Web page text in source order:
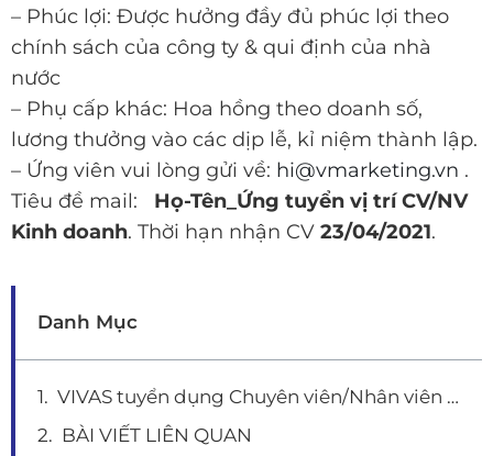
– Phúc lợi: Được hưởng đầy đủ phúc lợi theo
chính sách của công ty & qui định của nhà
nước
– Phụ cấp khác: Hoa hồng theo doanh số,
lương thưởng vào các dịp lễ, kỉ niệm thành lập.
– Ứng viên vui lòng gửi về: hi@vmarketing.vn .
Tiêu đề mail: Họ-Tên_Ứng tuyển vị trí CV/NV
Kinh doanh. Thời hạn nhận CV 23/04/2021.
Danh Mục
VIVAS tuyển dụng Chuyên viên/Nhân viên kinh doanh (Business Development Team)
BÀI VIẾT LIÊN QUAN